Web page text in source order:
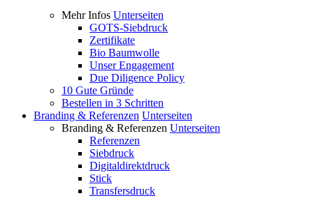
Mehr Infos Unterseiten
GOTS-Siebdruck
Zertifikate
Bio Baumwolle
Unser Engagement
Due Diligence Policy
10 Gute Gründe
Bestellen in 3 Schritten
Branding & Referenzen Unterseiten
Branding & Referenzen Unterseiten
Referenzen
Siebdruck
Digitaldirektdruck
Stick
Transfersdruck